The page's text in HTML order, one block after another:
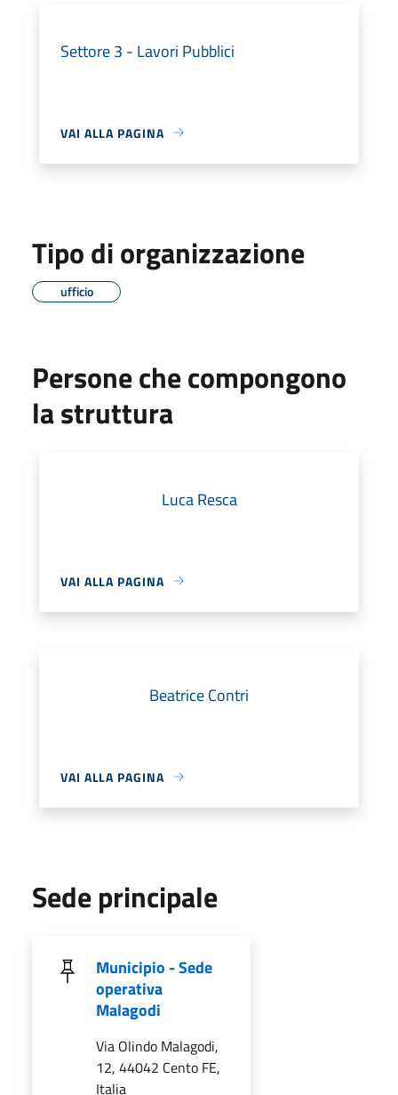
Settore 3 - Lavori Pubblici
VAI ALLA PAGINA
Tipo di organizzazione
ufficio
Persone che compongono
la struttura
Luca Resca
VAI ALLA PAGINA
Beatrice Contri
VAI ALLA PAGINA
Sede principale
Municipio - Sede
operativa
Malagodi
Via Olindo Malagodi,
12, 44042 Cento FE,
Italia